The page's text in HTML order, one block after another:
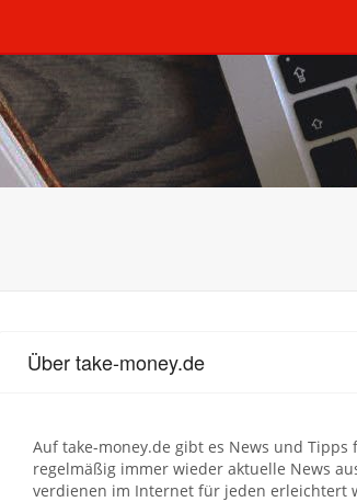
Über take-money.de
Auf take-money.de gibt es News und
regelmäßig immer wieder aktuelle News
verdienen im Internet für jeden erleichtert